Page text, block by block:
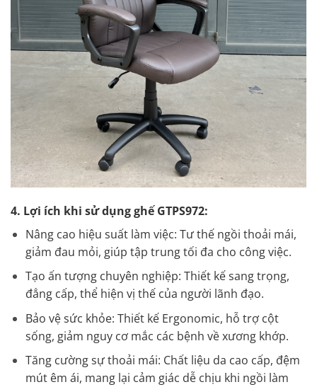
4. Lợi ích khi sử dụng ghế GTPS972:
Nâng cao hiệu suất làm việc: Tư thế ngồi thoải mái,
giảm đau mỏi, giúp tập trung tối đa cho công việc.
Tạo ấn tượng chuyên nghiệp: Thiết kế sang trọng,
đẳng cấp, thể hiện vị thế của người lãnh đạo.
Bảo vệ sức khỏe: Thiết kế Ergonomic, hỗ trợ cột
sống, giảm nguy cơ mắc các bệnh về xương khớp.
Tăng cường sự thoải mái: Chất liệu da cao cấp, đệm
mút êm ái, mang lại cảm giác dễ chịu khi ngồi làm